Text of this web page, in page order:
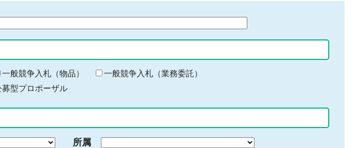
一般競争入札（物品）
一般競争入札（業務委託）
募型プロポーザル
所属